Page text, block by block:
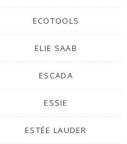
ECOTOOLS
ELIE SAAB
ESCADA
ESSIE
ESTÉE LAUDER